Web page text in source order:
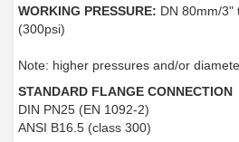
WORKING PRESSURE: DN 80mm/3"
(300psi)
Note: higher pressures and/or
STANDARD FLANGE CONNECTION
DIN PN25 (EN 1092-2)
ANSI B16.5 (class 300)